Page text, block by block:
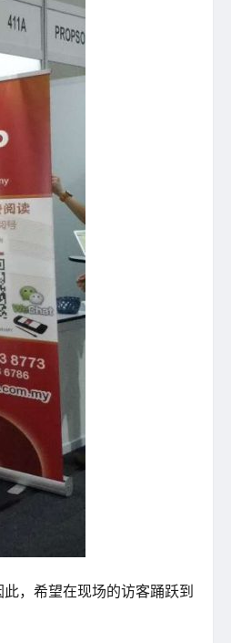
，希望在现场的访客踊跃到